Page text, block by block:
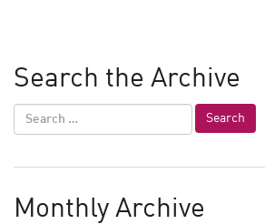
Search the Archive
Monthly Archive